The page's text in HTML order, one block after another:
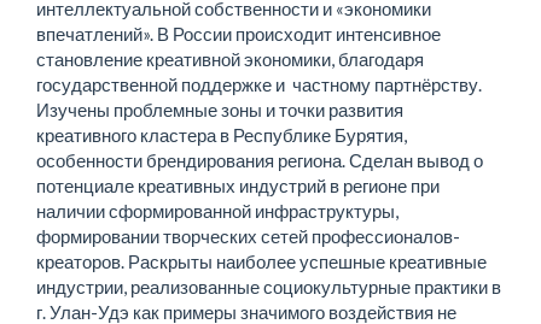
интеллектуальной собственности и «экономики
впечатлений». В России происходит интенсивное
становление креативной экономики, благодаря
государственной поддержке и частному партнёрству.
Изучены проблемные зоны и точки развития
креативного кластера в Республике Бурятия,
особенности брендирования региона. Сделан вывод о
потенциале креативных индустрий в регионе при
наличии сформированной инфраструктуры,
формировании творческих сетей профессионалов-
креаторов. Раскрыты наиболее успешные креативные
индустрии, реализованные социокультурные практики в
г. Улан-Удэ как примеры значимого воздействия не